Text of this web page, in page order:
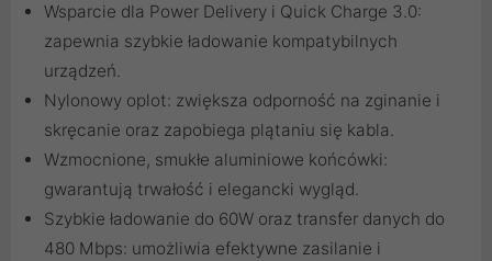
Wsparcie dla Power Delivery i Quick Charge 3.0:
zapewnia szybkie ładowanie kompatybilnych
urządzeń.
Nylonowy oplot: zwiększa odporność na zginanie i
skręcanie oraz zapobiega plątaniu się kabla.
Wzmocnione, smukłe aluminiowe końcówki:
gwarantują trwałość i elegancki wygląd.
Szybkie ładowanie do 60W oraz transfer danych do
480 Mbps: umożliwia efektywne zasilanie i